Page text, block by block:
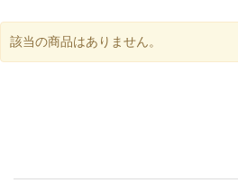
該当の商品はありません。